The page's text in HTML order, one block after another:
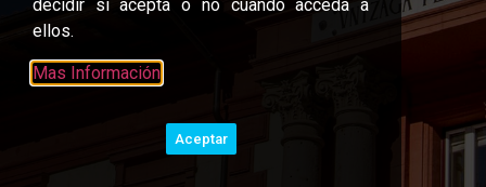
decidir si acepta o no cuando acceda a
ellos.
Mas Información
Aceptar